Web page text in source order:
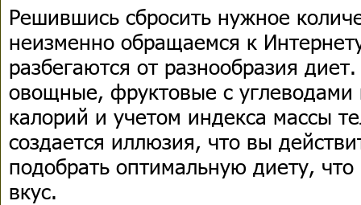
Решившись сбросить нужное
неизменно обращаемся к
разбегаются от разнообразия
овощные, фруктовые с углеводами
калорий и учетом индекса массы
создается иллюзия, что вы
подобрать оптимальную диету,
вкус.